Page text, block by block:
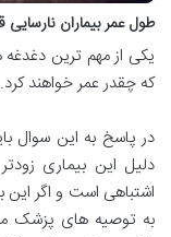
طول عمر بیماران
یکی از مهم ترین دغدغه
که چقدر عمر خواهند کرد.
در پاسخ به این سوال
دلیل این بیماری
اشتباهی است و اگر این
به توصیه های پزشک